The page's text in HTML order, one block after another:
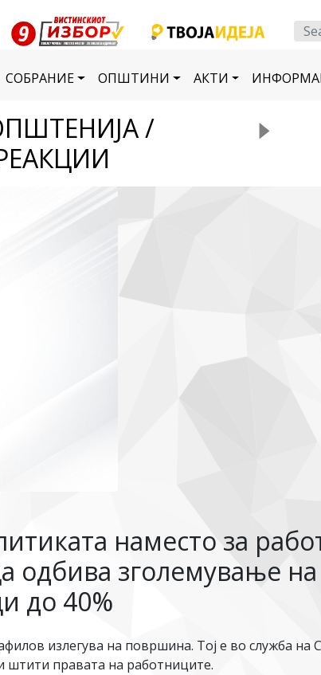
СОБРАНИЕ ОПШТИНИ АКТИ
/
наместо за
одбива зголемување
до 40%
излегува на површина. Тој е во служба
штити правата на работниците.